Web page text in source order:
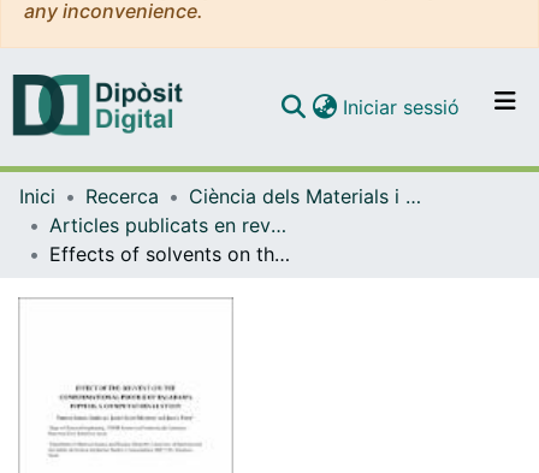
any inconvenience.
Navega per tot el DD
Com publicar
Iniciar sessió (current)
Inici Recerca
Ciència dels Materials i Química Física
Articles publicats en revistes (Ciència dels Materials i Química Física)
Effects of solvents on the conformational profile of Balaram's peptide: a computational study